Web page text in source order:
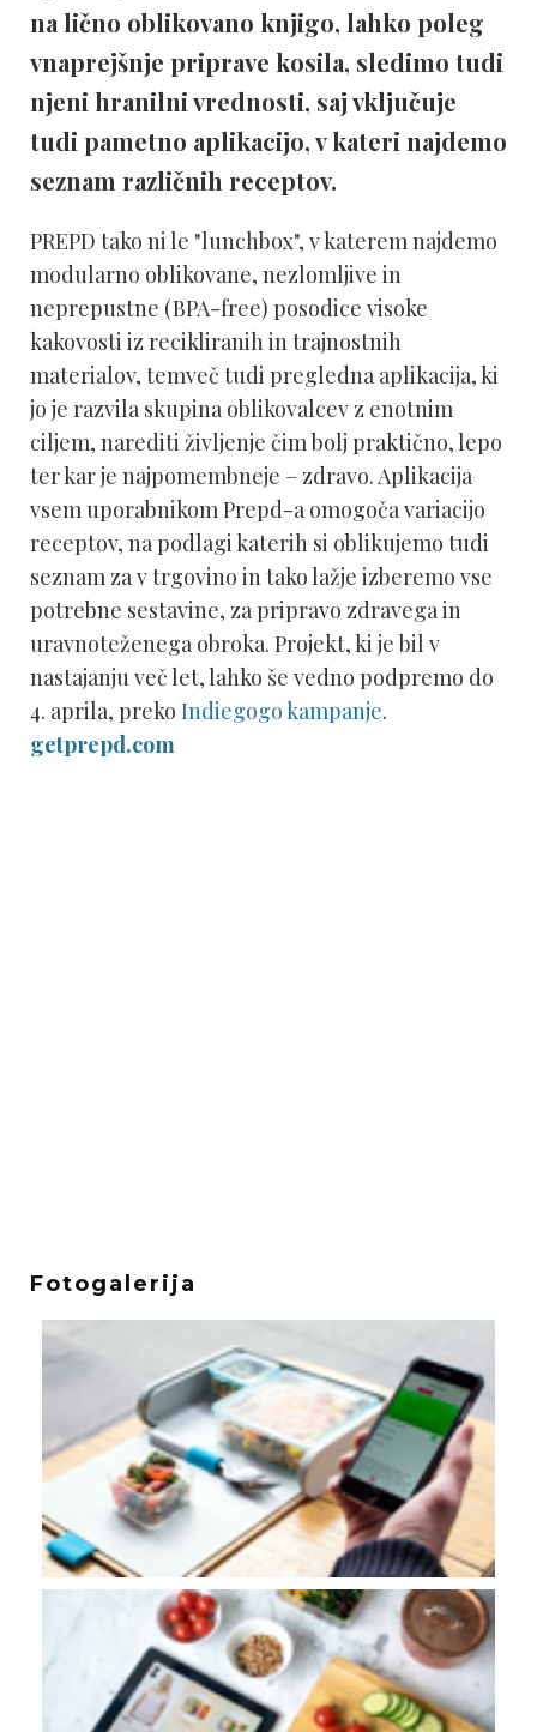
na lično oblikovano knjigo, lahko poleg
vnaprejšnje priprave kosila, sledimo tudi
njeni hranilni vrednosti, saj vključuje
tudi pametno aplikacijo, v kateri najdemo
seznam različnih receptov.
PREPD tako ni le "lunchbox", v katerem najdemo
modularno oblikovane, nezlomljive in
neprepustne (BPA-free) posodice visoke
kakovosti iz recikliranih in trajnostnih
materialov, temveč tudi pregledna aplikacija, ki
jo je razvila skupina oblikovalcev z enotnim
ciljem, narediti življenje čim bolj praktično, lepo
ter kar je najpomembneje – zdravo. Aplikacija
vsem uporabnikom Prepd-a omogoča variacijo
receptov, na podlagi katerih si oblikujemo tudi
seznam za v trgovino in tako lažje izberemo vse
potrebne sestavine, za pripravo zdravega in
uravnoteženega obroka. Projekt, ki je bil v
nastajanju več let, lahko še vedno podpremo do
4. aprila, preko Indiegogo kampanje.
getprepd.com
Fotogalerija